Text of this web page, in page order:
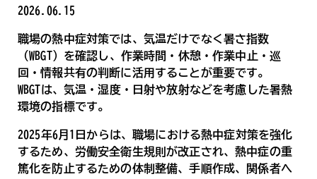
2026.06.15
職場の熱中症対策では、気温だけでなく暑さ指数
（WBGT）を確認し、作業時間・休憩・作業中止・巡
回・情報共有の判断に活用することが重要です。
WBGTは、気温・湿度・日射や放射などを考慮した暑熱
環境の指標です。
2025年6月1日からは、職場における熱中症対策を強化
するため、労働安全衛生規則が改正され、熱中症の重
篤化を防止するための体制整備、手順作成、関係者へ